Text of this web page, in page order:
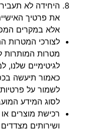
היחידה לא
את פרטיך
אלא במקרים
לצורכי המטרות
מטרות המותרות
לגיטימיים
כאמור תיעשה
לשמור על
לסוג המידע
רכישת מוצרים
ושירותים